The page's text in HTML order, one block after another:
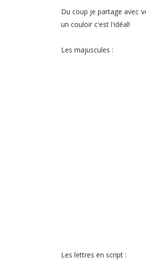
Du coup je partage avec
un couloir c'est l'idéal!
Les majuscules :
Les lettres en script :